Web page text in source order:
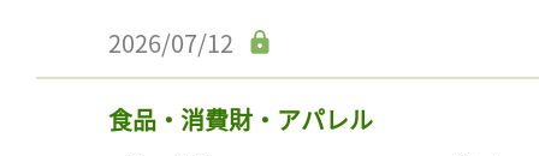
2026/07/12
食品・消費財・アパレル